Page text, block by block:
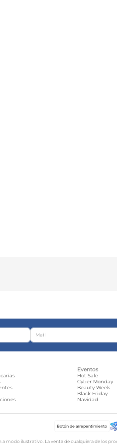
Eventos
Hot Sale
Cyber Monday
Beauty Week
Black Friday
Navidad
Botón de arrepentimiento
a modo ilustrativo. La venta de cualquiera de los